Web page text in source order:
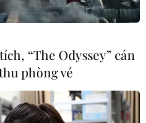
“The Odyssey” cán
phòng vé